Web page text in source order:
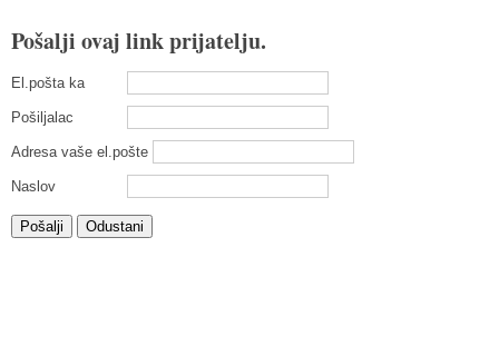
Pošalji ovaj link prijatelju.
El.pošta ka
Pošiljalac
Adresa vaše el.pošte
Naslov
Pošalji Odustani